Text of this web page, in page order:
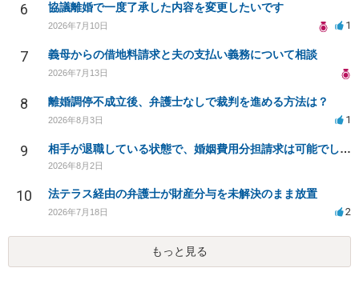
6 協議離婚で一度了承した内容を変更したいです
2026年7月10日 1
7 義母からの借地料請求と夫の支払い義務について相談
2026年7月13日
8 離婚調停不成立後、弁護士なしで裁判を進める方法は？
2026年8月3日 1
9 相手が退職している状態で、婚姻費用分担請求は可能でしょうか？
2026年8月2日
10 法テラス経由の弁護士が財産分与を未解決のまま放置
2026年7月18日 2
もっと見る